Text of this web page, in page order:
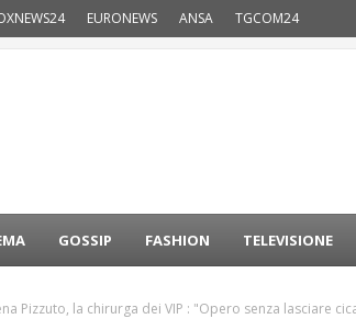
EURONEWS ANSA TGCOM24
GOSSIP FASHION TELEVISIONE
Pizzuto, la chirurga dei VIP : "Opero senza lasciare